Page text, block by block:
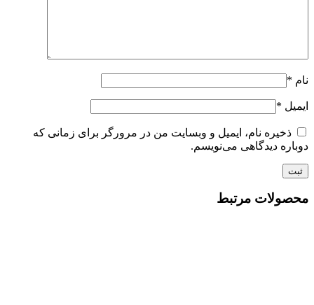
نام *
ایمیل *
ذخیره نام، ایمیل و وبسایت من در مرورگر برای زمانی که
دوباره دیدگاهی می‌نویسم.
محصولات مرتبط